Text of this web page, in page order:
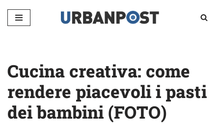
Vai
Cucina creativa: come
rendere piacevoli i pasti
dei bambini (FOTO)